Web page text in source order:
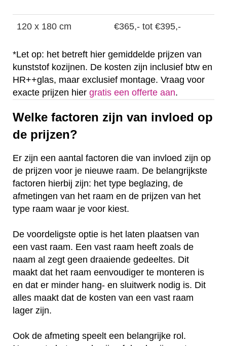
120 x 180 cm €365,- tot €395,-
*Let op: het betreft hier gemiddelde prijzen van
kunststof kozijnen. De kosten zijn inclusief btw en
HR++glas, maar exclusief montage. Vraag voor
exacte prijzen hier gratis een offerte aan.
Welke factoren zijn van invloed op
de prijzen?
Er zijn een aantal factoren die van invloed zijn op
de prijzen voor je nieuwe raam. De belangrijkste
factoren hierbij zijn: het type beglazing, de
afmetingen van het raam en de prijzen van het
type raam waar je voor kiest.
De voordeligste optie is het laten plaatsen van
een vast raam. Een vast raam heeft zoals de
naam al zegt geen draaiende gedeeltes. Dit
maakt dat het raam eenvoudiger te monteren is
en dat er minder hang- en sluitwerk nodig is. Dit
alles maakt dat de kosten van een vast raam
lager zijn.
Ook de afmeting speelt een belangrijke rol.